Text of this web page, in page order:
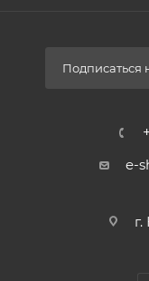
Подписаться
e-